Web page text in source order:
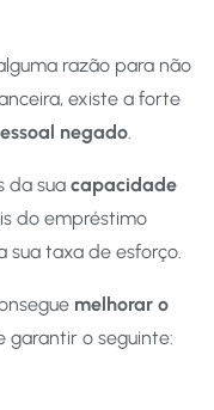
razão para não
existe a forte
negado.
da sua capacidade
do empréstimo
sua taxa de esforço.
melhorar o
garantir o seguinte: